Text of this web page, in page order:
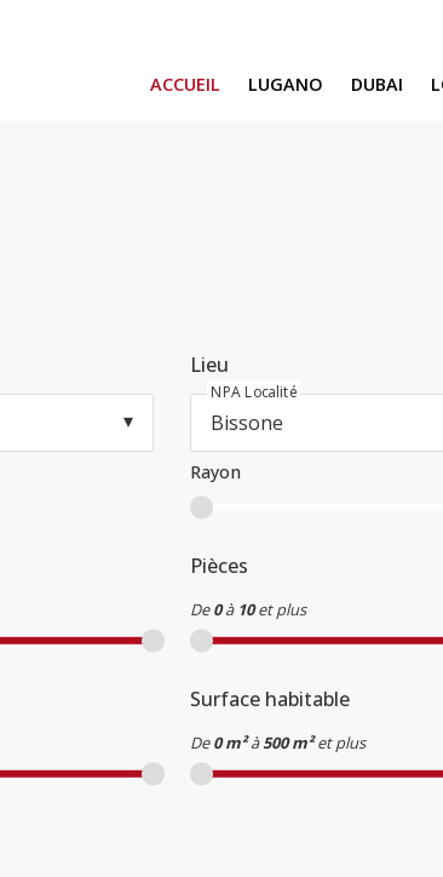
ACCUEIL LUGANO
DUBAI
GEMS ESTATES
Lieu
NPA Localité
Rayon
Pièces
De 0 à 10 et plus
Surface habitable
De 0 m² à500 m² et plus